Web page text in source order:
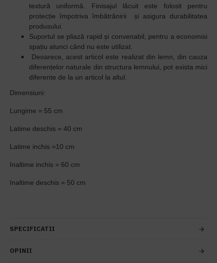
textură uniformă.
Finisajul lăcuit este folosit pentru
protecție împotriva îmbătrânirii
și
asigura durabilitatea
produsului.
Suportul se pliază rapid și convenabil, pentru a economisi
spațiu atunci când nu este utilizat.
Deoarece, acest articol este realizat din lemn, din cauza
diferențelor naturale din structura lemnului, pot exista mici
diferente de la un articol la altul.
Dimensiuni:
Lungime = 55 cm
Latime deschis = 40 cm
Latime inchis =10 cm
Inaltime inchis = 60 cm
Inaltime deschis = 50 cm
SPECIFICATII
OPINII